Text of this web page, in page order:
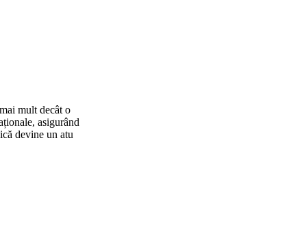
mult decât o
asigurând
devine un atu